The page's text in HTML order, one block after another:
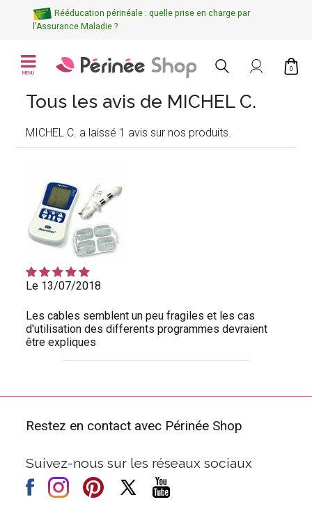
Rééducation périnéale : quelle prise en charge par
l'Assurance Maladie ?
MENU
0
Tous les avis de MICHEL C.
MICHEL C. a laissé 1 avis sur nos produits.
Le 13/07/2018
Les cables semblent un peu fragiles et les cas
d'utilisation des differents programmes devraient
être expliques
Restez en contact avec Périnée Shop
Suivez-nous sur les réseaux sociaux